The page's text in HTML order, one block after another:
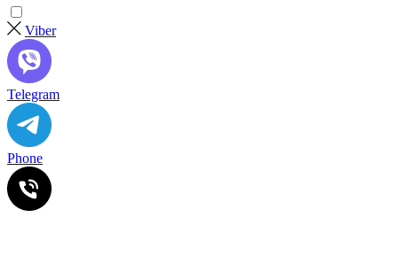
Viber
Telegram
Phone